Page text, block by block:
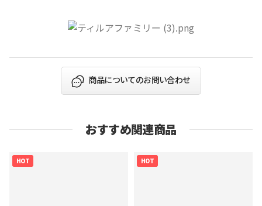
商品についてのお問い合わせ
おすすめ関連商品
HOT HOT